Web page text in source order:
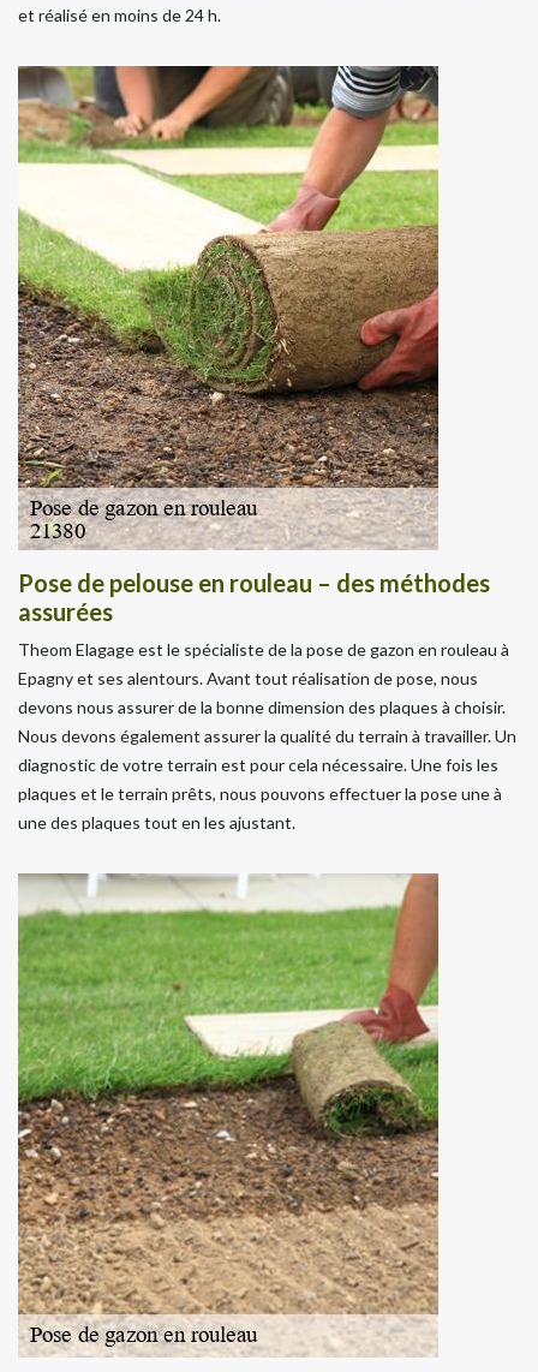
et réalisé en moins de 24 h.
Pose de pelouse en rouleau – des méthodes
assurées
Theom Elagage est le spécialiste de la pose de gazon en rouleau à
Epagny et ses alentours. Avant tout réalisation de pose, nous
devons nous assurer de la bonne dimension des plaques à choisir.
Nous devons également assurer la qualité du terrain à travailler. Un
diagnostic de votre terrain est pour cela nécessaire. Une fois les
plaques et le terrain prêts, nous pouvons effectuer la pose une à
une des plaques tout en les ajustant.